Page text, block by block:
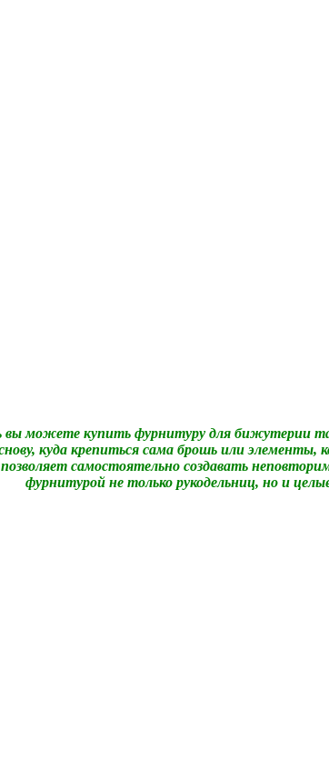
можете купить фурнитуру для бижутерии
куда крепиться сама брошь или
самостоятельно создавать
фурнитурой не только рукодельниц, но и